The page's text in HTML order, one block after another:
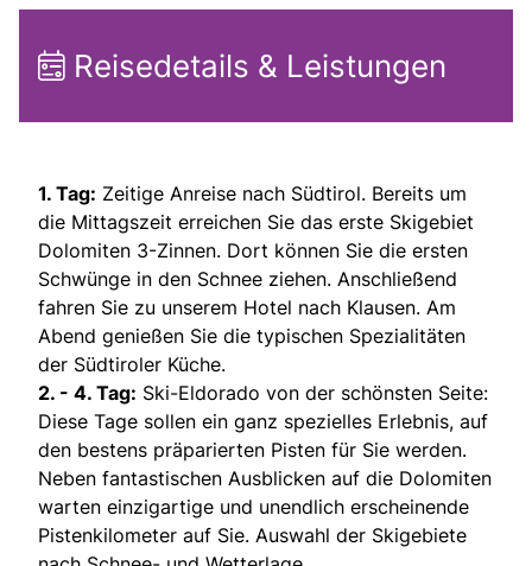
Reisedetails & Leistungen
1. Tag: Zeitige Anreise nach Südtirol. Bereits um
die Mittagszeit erreichen Sie das erste Skigebiet
Dolomiten 3-Zinnen. Dort können Sie die ersten
Schwünge in den Schnee ziehen. Anschließend
fahren Sie zu unserem Hotel nach Klausen. Am
Abend genießen Sie die typischen Spezialitäten
der Südtiroler Küche.
2. - 4. Tag: Ski-Eldorado von der schönsten Seite:
Diese Tage sollen ein ganz spezielles Erlebnis, auf
den bestens präparierten Pisten für Sie werden.
Neben fantastischen Ausblicken auf die Dolomiten
warten einzigartige und unendlich erscheinende
Pistenkilometer auf Sie. Auswahl der Skigebiete